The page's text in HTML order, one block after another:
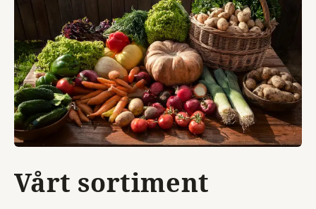
Vårt sortiment